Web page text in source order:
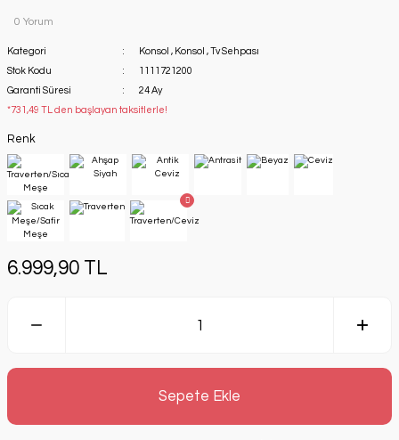
0 Yorum
Kategori Konsol , Konsol ,Tv Sehpası
Stok Kodu
1111721200
Garanti Süresi
24 Ay
*731,49 TL den başlayan taksitlerle!
Renk
6.999,90 TL
Sepete Ekle